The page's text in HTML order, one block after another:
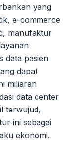
yang
e-commerce
manufaktur
data pasien
dapat
miliaran
data center
terwujud,
ini sebagai
ekonomi.